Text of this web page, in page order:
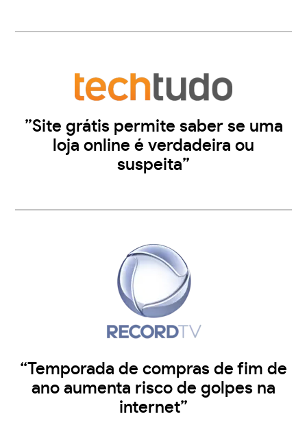
”Site grátis permite saber se uma
loja online é verdadeira ou
suspeita”
“Temporada de compras de fim de
ano aumenta risco de golpes na
internet”